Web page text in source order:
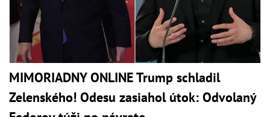
MIMORIADNY ONLINE Trump schladil
Zelenského! Odesu zasiahol útok: Odvolaný